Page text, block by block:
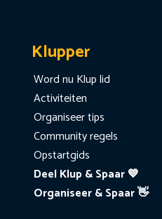
Klupper
Word nu Klup lid
Activiteiten
Organiseer tips
Community regels
Opstartgids
Deel Klup & Spaar 💙
Organiseer & Spaar 👋